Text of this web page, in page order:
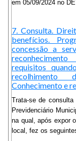
em 05/09/2024 no
7. Consulta.
benefícios.
concessão a
requisitos
recolhimento
Conhecimento e
Trata-se de consulta
Previdenciário
na qual, após expor
local, fez os